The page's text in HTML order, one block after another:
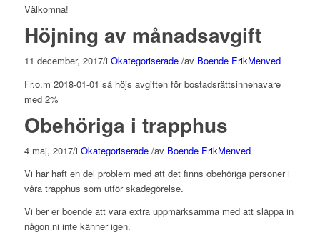
Välkomna!
Höjning av månadsavgift
11 december, 2017/i Okategoriserade /av Boende ErikMenved
Fr.o.m 2018-01-01 så höjs avgiften för bostadsrättsinnehavare
med 2%
Obehöriga i trapphus
4 maj, 2017/i Okategoriserade /av Boende ErikMenved
Vi har haft en del problem med att det finns obehöriga personer i
våra trapphus som utför skadegörelse.
Vi ber er boende att vara extra uppmärksamma med att släppa in
någon ni inte känner igen.